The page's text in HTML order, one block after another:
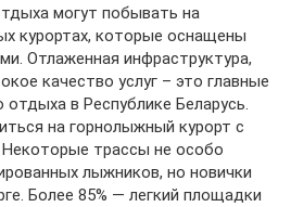
могут побывать на
курортах, которые оснащены
Отлаженная инфраструктура,
качество услуг – это главные
в Республике Беларусь.
на горнолыжный курорт с
трассы не особо
лыжников, но новички
Более 85% — легкий площадки